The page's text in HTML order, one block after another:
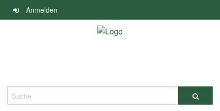
Navigation
überspringen
Anmelden
Suche